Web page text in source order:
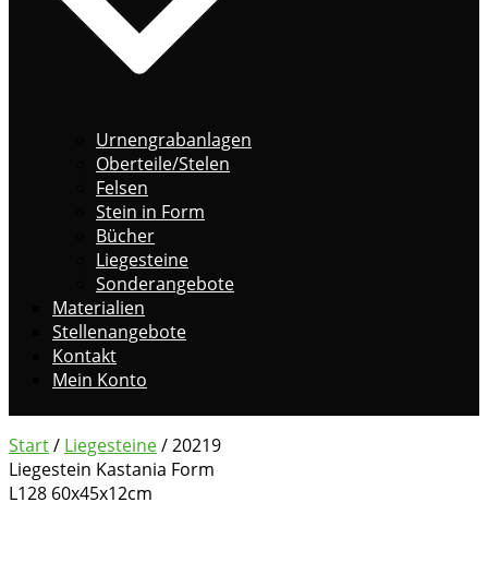
Urnengrabanlagen
Oberteile/Stelen
Felsen
Stein in Form
Bücher
Liegesteine
Sonderangebote
Materialien
Stellenangebote
Kontakt
Mein Konto
Start/ Liegesteine/ 20219
Liegestein Kastania Form
L128 60x45x12cm